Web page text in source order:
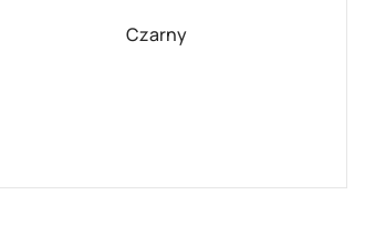
Czarny